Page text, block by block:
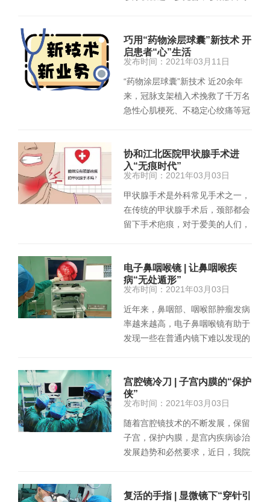
巧用“药物涂层球囊”新技术 开
启患者“心”生活
发布时间：2021年03月11日
“药物涂层球囊”新技术 近20余年
来，冠脉支架植入术挽救了千万名
急性心肌梗死、不稳定心绞痛等冠
协和江北医院甲状腺手术进
入“无痕时代”
发布时间：2021年03月03日
甲状腺手术是外科常见手术之一，
在传统的甲状腺手术后，颈部都会
留下手术疤痕，对于爱美的人们，
电子鼻咽喉镜 | 让鼻咽喉疾
病“无处遁形”
发布时间：2021年03月03日
近年来，鼻咽部、咽喉部肿瘤发病
率越来越高，电子鼻咽喉镜有助于
发现一些在普通内镜下难以发现的
宫腔镜冷刀 | 子宫内膜的“保护
侠”
发布时间：2021年03月03日
随着宫腔镜技术的不断发展，保留
子宫，保护内膜，是宫内疾病诊治
发展趋势和必然要求，近日，我院
复活的手指 | 显微镜下“穿针引